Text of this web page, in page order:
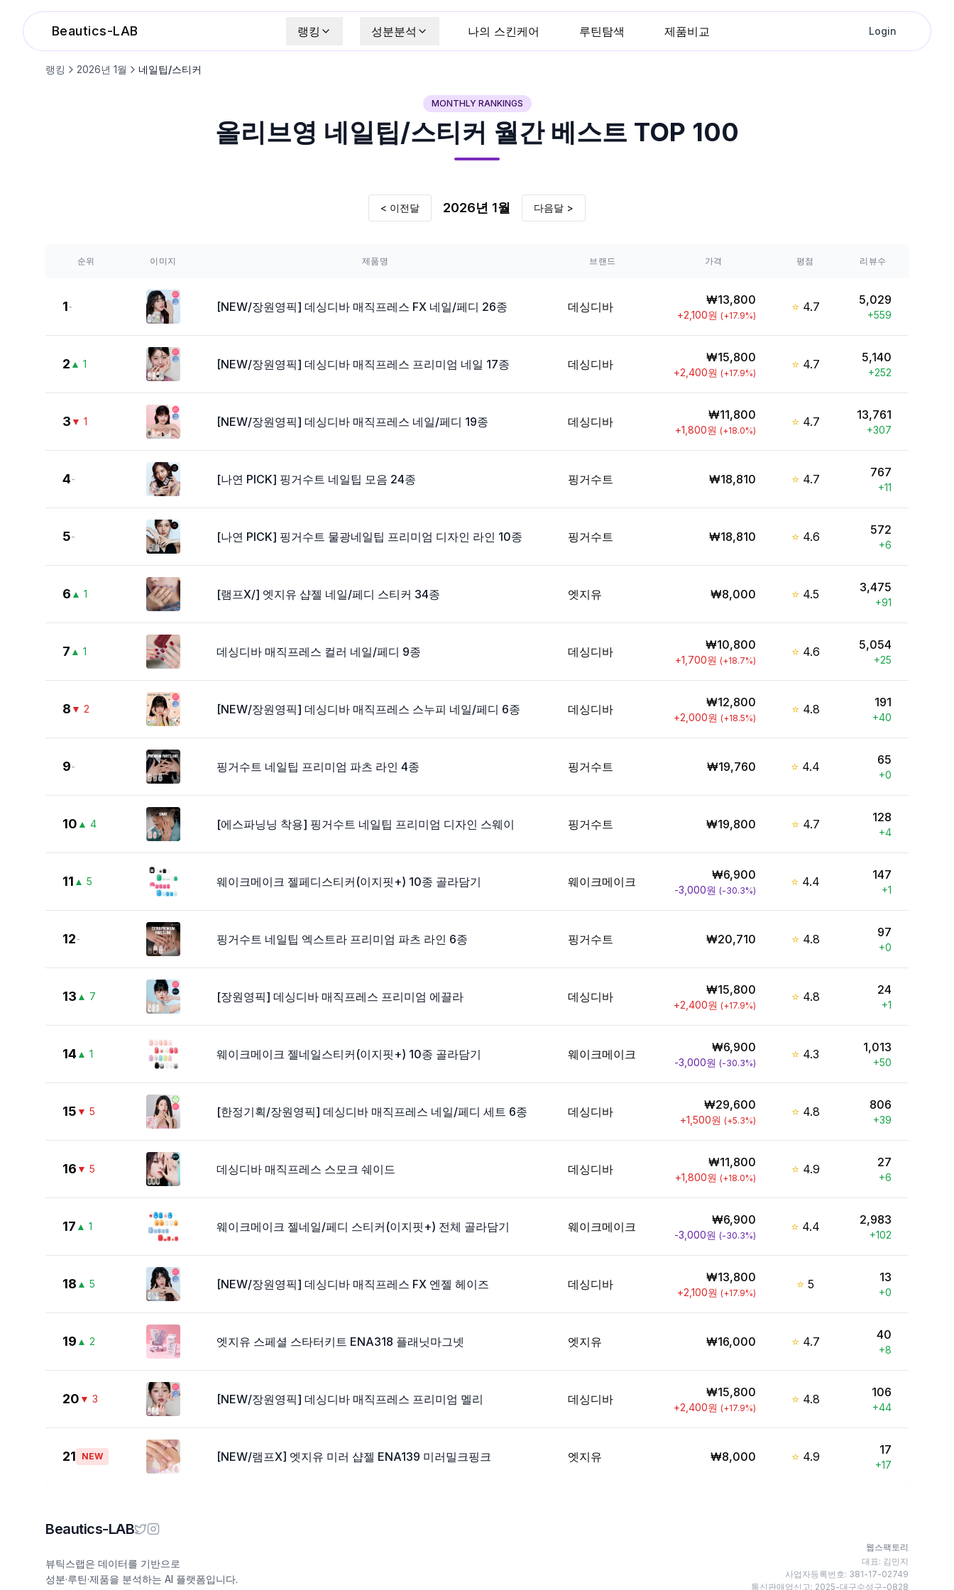
Beautics-LAB 랭킹 성분분석 나의 스킨케어 루틴탐색 제품비교 Login
랭킹 2026년 1월 네일팁/스티커
MONTHLY RANKINGS
올리브영 네일팁/스티커 월간 베스트 TOP 100
< 이전달 2026년 1월 다음달 >
순위 이미지 제품명 브랜드 가격 평점 리뷰수
1- [NEW/장원영픽] 데싱디바 매직프레스 FX 네일/페디 26종 데싱디바 ₩13,800
+2,100원 (+17.9%)
⭐ 4.7 5,029
+559
2 ▲ 1 [NEW/장원영픽] 데싱디바 매직프레스 프리미엄 네일 17종 데싱디바 ₩15,800
+2,400원 (+17.9%)
⭐ 4.7 5,140
+252
3 ▼ 1 [NEW/장원영픽] 데싱디바 매직프레스 네일/페디 19종 데싱디바 ₩11,800
+1,800원 (+18.0%)
⭐ 4.7 13,761
+307
4- [나연 PICK] 핑거수트 네일팁 모음 24종 핑거수트 ₩18,810 ⭐ 4.7 767
+11
5- [나연 PICK] 핑거수트 물광네일팁 프리미엄 디자인 라인 10종 핑거수트 ₩18,810 ⭐ 4.6 572
+6
6 ▲ 1 [램프X/] 엣지유 샵젤 네일/페디 스티커 34종 엣지유 ₩8,000 ⭐ 4.5 3,475
+91
7 ▲ 1 데싱디바 매직프레스 컬러 네일/페디 9종 데싱디바 ₩10,800
+1,700원 (+18.7%)
⭐ 4.6 5,054
+25
8 ▼ 2 [NEW/장원영픽] 데싱디바 매직프레스 스누피 네일/페디 6종 데싱디바 ₩12,800
+2,000원 (+18.5%)
⭐ 4.8 191
+40
9- 핑거수트 네일팁 프리미엄 파츠 라인 4종 핑거수트 ₩19,760 ⭐ 4.4 65
+0
10 ▲ 4 [에스파닝닝 착용] 핑거수트 네일팁 프리미엄 디자인 스웨이 핑거수트 ₩19,800 ⭐ 4.7 128
+4
11 ▲ 5 웨이크메이크 젤페디스티커(이지핏+) 10종 골라담기 웨이크메이크 ₩6,900
-3,000원 (-30.3%)
⭐ 4.4 147
+1
12- 핑거수트 네일팁 엑스트라 프리미엄 파츠 라인 6종 핑거수트 ₩20,710 ⭐ 4.8 97
+0
13 ▲ 7 [장원영픽] 데싱디바 매직프레스 프리미엄 에끌라 데싱디바 ₩15,800
+2,400원 (+17.9%)
⭐ 4.8 24
+1
14 ▲ 1 웨이크메이크 젤네일스티커(이지핏+) 10종 골라담기 웨이크메이크 ₩6,900
-3,000원 (-30.3%)
⭐ 4.3 1,013
+50
15 ▼ 5 [한정기획/장원영픽] 데싱디바 매직프레스 네일/페디 세트 6종 데싱디바 ₩29,600
+1,500원 (+5.3%)
⭐ 4.8 806
+39
16 ▼ 5 데싱디바 매직프레스 스모크 쉐이드 데싱디바 ₩11,800
+1,800원 (+18.0%)
⭐ 4.9 27
+6
17 ▲ 1 웨이크메이크 젤네일/페디 스티커(이지핏+) 전체 골라담기 웨이크메이크 ₩6,900
-3,000원 (-30.3%)
⭐ 4.4 2,983
+102
18 ▲ 5 [NEW/장원영픽] 데싱디바 매직프레스 FX 엔젤 헤이즈 데싱디바 ₩13,800
+2,100원 (+17.9%)
⭐ 5 13
+0
19 ▲ 2 엣지유 스페셜 스타터키트 ENA318 플래닛마그넷 엣지유 ₩16,000 ⭐ 4.7 40
+8
20 ▼ 3 [NEW/장원영픽] 데싱디바 매직프레스 프리미엄 멜리 데싱디바 ₩15,800
+2,400원 (+17.9%)
⭐ 4.8 106
+44
21 NEW [NEW/램프X] 엣지유 미러 샵젤 ENA139 미러밀크핑크 엣지유 ₩8,000 ⭐ 4.9 17
+17
Beautics-LAB
뷰틱스랩은 데이터를 기반으로
성분·루틴·제품을 분석하는 AI 플랫폼입니다.
웹스팩토리
대표: 김민지
사업자등록번호: 381-17-02749
통신판매업신고: 2025-대구수성구-0828